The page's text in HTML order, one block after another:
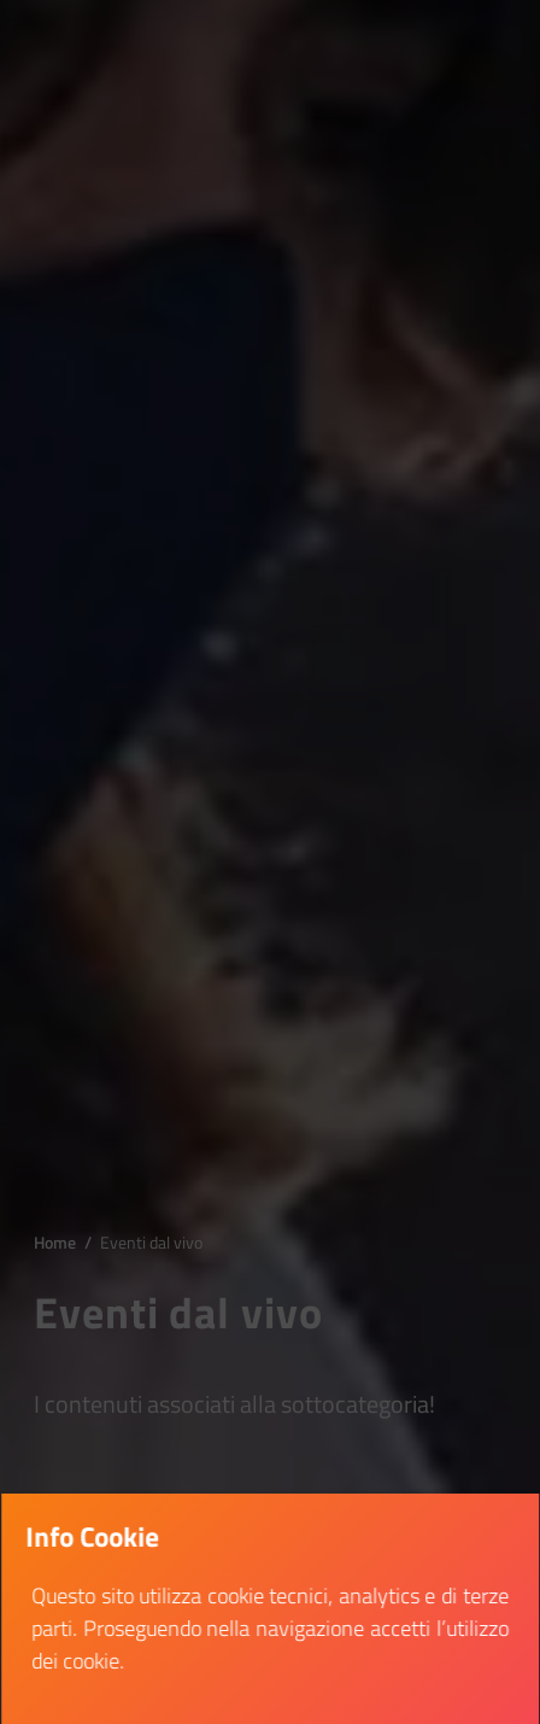
Home / Eventi dal vivo
Eventi dal vivo
I contenuti associati alla sottocategoria!
Info Cookie
Questo sito utilizza cookie tecnici, analytics e di terze
parti. Proseguendo nella navigazione accetti l’utilizzo
dei cookie.